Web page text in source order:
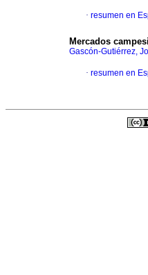
· resumen en
Mercados
Gascón-Gutiérrez,
· resumen en